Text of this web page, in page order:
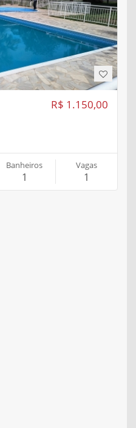
R$ 1.150,00
Banheiros
1
Vagas
1